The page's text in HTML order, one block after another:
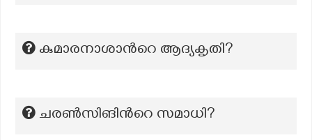
കുമാരനാശാന്‍റെ ആദ്യകൃതി?
ചരൺസിങിൻറെ സമാധി?